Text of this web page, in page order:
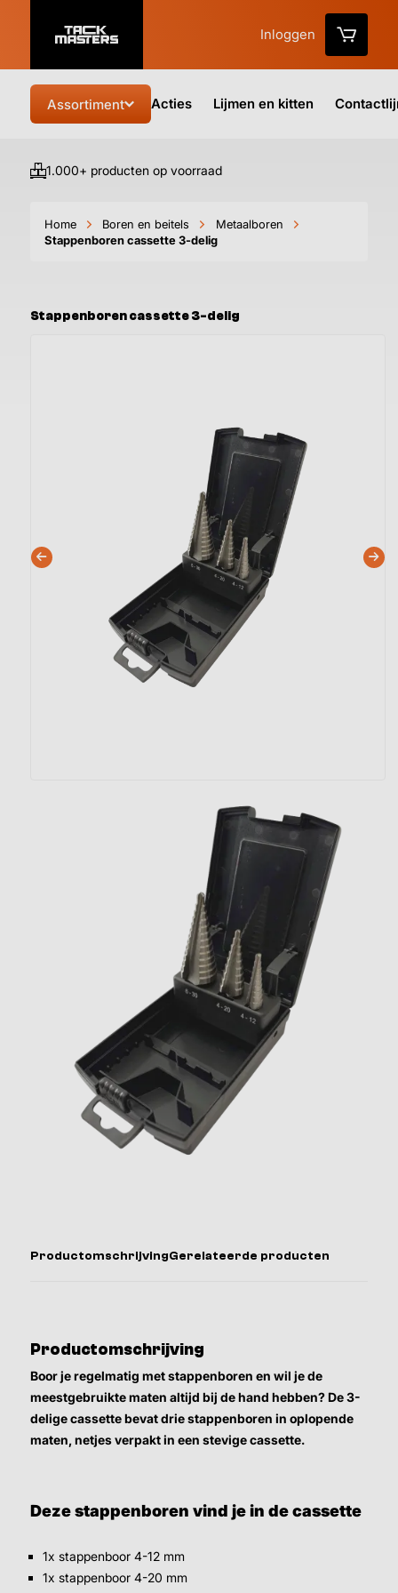
Inloggen
Assortiment Acties Lijmen en kitten
1.000+ producten op voorraad
Home Boren en beitels
Metaalboren
Stappenboren cassette 3-delig
Stappenboren cassette 3-delig
ProductomschrijvingGerelateerde producten
Productomschrijving
Boor je regelmatig met stappenboren en wil je de
meestgebruikte maten altijd bij de hand hebben? De 3-
delige cassette bevat drie stappenboren in oplopende
maten, netjes verpakt in een stevige cassette.
Deze stappenboren vind je in de cassette
1x stappenboor 4-12 mm
1x stappenboor 4-20 mm